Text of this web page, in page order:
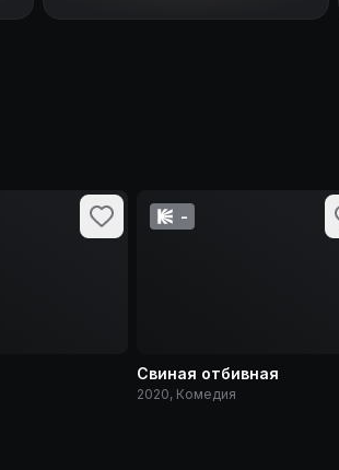
-
Свиная отбивная
2020, Комедия